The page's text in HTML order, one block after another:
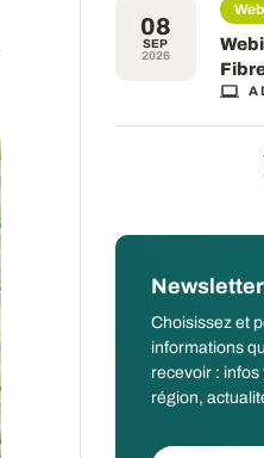
08
SEP
2026
A
Choisissez et
informations
recevoir :
région,